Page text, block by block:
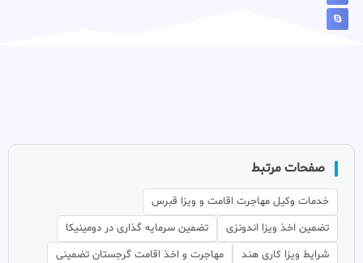
صفحات مرتبط
خدمات وکیل مهاجرت اقامت و ویزا قبرس
تضمین اخذ ویزا اندونزی
تضمین سرمایه گذاری در دومینیکا
شرایط ویزا کاری هند
مهاجرت و اخذ اقامت گرجستان تضمینی